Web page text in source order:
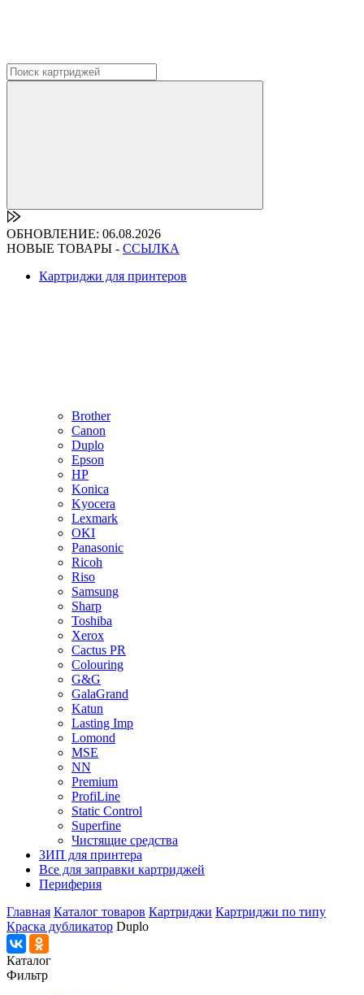
ОБНОВЛЕНИЕ: 06.08.2026
НОВЫЕ ТОВАРЫ - ССЫЛКА
Картриджи для принтеров
Brother
Canon
Duplo
Epson
HP
Konica
Kyocera
Lexmark
OKI
Panasonic
Ricoh
Riso
Samsung
Sharp
Toshiba
Xerox
Cactus PR
Colouring
G&G
GalaGrand
Katun
Lasting Imp
Lomond
MSE
NN
Premium
ProfiLine
Static Control
Superfine
Чистящие средства
ЗИП для принтера
Все для заправки картриджей
Периферия
Главная Каталог товаров Картриджи Картриджи по типу
Краска дубликатор Duplo
Каталог
Фильтр